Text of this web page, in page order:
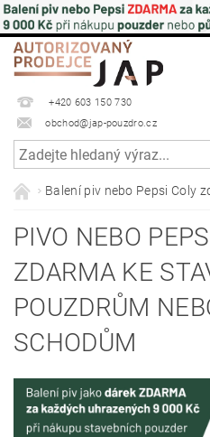
+420 603 150 730
obchod@jap-pouzdro.cz
Balení piv nebo Pepsi Coly
PIVO NEBO
ZDARMA KE
POUZDRŮM
SCHODŮM